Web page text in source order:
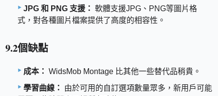
JPG 和 PNG 支援： 軟體支援JPG、PNG等圖片格
式，對各種圖片檔案提供了高度的相容性。
9.2個缺點
成本： WidsMob Montage 比其他一些替代品稍貴。
學習曲線：
由於可用的自訂選項數量眾多，新用戶可能